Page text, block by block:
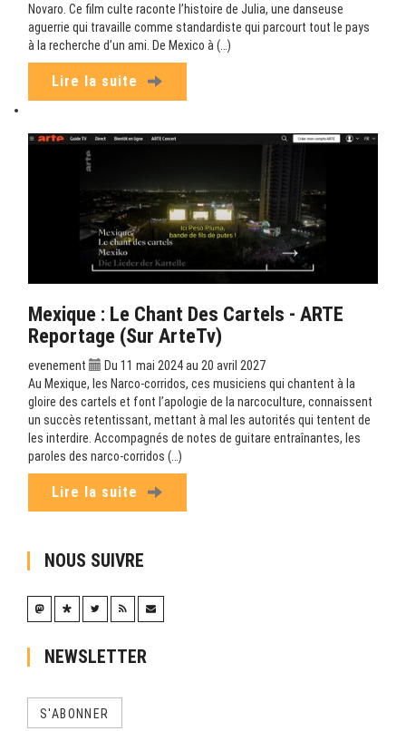
Novaro. Ce film culte raconte l’histoire de Julia, une danseuse
aguerrie qui travaille comme standardiste qui parcourt tout le pays
à la recherche d’un ami. De Mexico à (…)
Lire la suite
Mexique : Le Chant Des Cartels - ARTE
Reportage (sur ArteTv)
evenement
Du 11 mai 2024 au 20 avril 2027
Au Mexique, les Narco-corridos, ces musiciens qui chantent à la
gloire des cartels et font l’apologie de la narcoculture, connaissent
un succès retentissant, mettant à mal les autorités qui tentent de
les interdire. Accompagnés de notes de guitare entraînantes, les
paroles des narco-corridos (…)
Lire la suite
NOUS SUIVRE
NEWSLETTER
S'ABONNER